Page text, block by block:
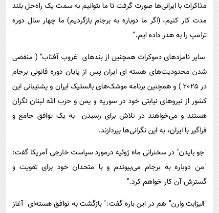
مذاکرات با ایرانی‌ها صورت گرفت تا ما بتوانیم به سمت یک راه‌حل بلند
مدت کار کنیم، (اگر ما دوباره به برجام بازگردیم) ما چهار سال دوره
ترامپ را به هدر داده ایم."
سایر نامزدهای دموکرات همچنین از بندهای "غروب آفتاب" ( منقضی
شدن محدودیت‌های هسته ای ایران پس از پایان دوره قانونی برجام
در 2025 ) و همچنین برنامه موشک‌های بالستیک ایران و پشتیبانی این
کشور از نیروهای نیابتی خود در سوریه و یمن و حزب الله لبنان نگران
هستند و می‌خواهند در تلاش برای رسیدن به یک توافق جامع و
فراگیر با ایران، به این نگرانی‌ها بپردازند.
"جو بایدن" در سخنرانی ماه ژوئیه درمورد سیاست خارجی آمریکا گفت:
"من دوباره به برجام می‌پیوندم و با متحدان خود برای تقویت و
گسترش آن کار خواهم کرد."
"الیزابت وارن" هم در این باره گفت:" بازگشت به توافق هسته‌ای آغاز